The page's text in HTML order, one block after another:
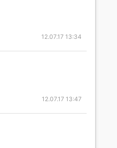
12.07.17 13:34
12.07.17 13:47